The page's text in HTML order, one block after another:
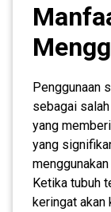
Penggunaan
sebagai
yang
yang
Ketika tubuh
keringat akan